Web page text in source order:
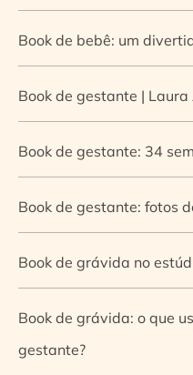
Book de bebê: um
Book de gestante |
Book de gestante: 34
Book de gestante: fotos
Book de grávida no
Book de grávida: o que
gestante?